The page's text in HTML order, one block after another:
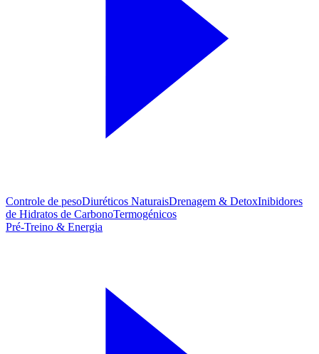
Controle de pesoDiuréticos NaturaisDrenagem & DetoxInibidores
de Hidratos de CarbonoTermogénicos
Pré-Treino & Energia